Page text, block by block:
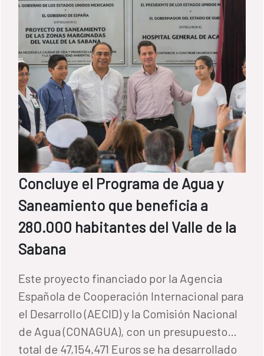
Concluye el Programa de Agua y
Saneamiento que beneficia a
280.000 habitantes del Valle de la
Sabana
Este proyecto financiado por la Agencia
Española de Cooperación Internacional para
el Desarrollo (AECID) y la Comisión Nacional
de Agua (CONAGUA), con un presupuesto
total de 47,154,471 Euros se ha desarrollado